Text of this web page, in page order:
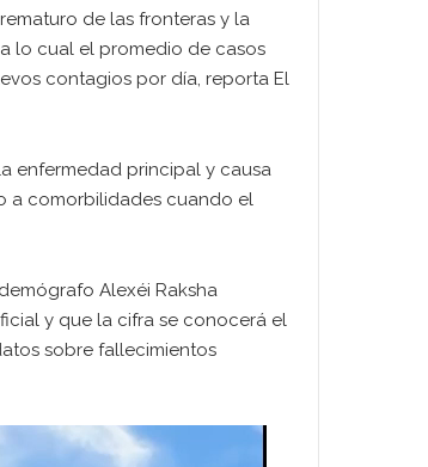
de las fronteras y la
lo cual el promedio de casos
contagios por día, reporta El
enfermedad principal y causa
a comorbilidades cuando el
Alexéi Raksha
y que la cifra se conocerá el
sobre fallecimientos